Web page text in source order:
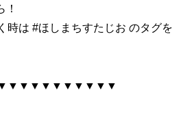
時は #ほしまちすたじお のタグを